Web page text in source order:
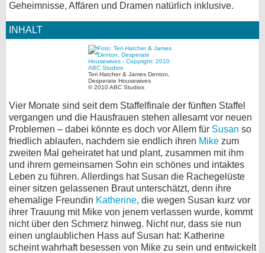
Geheimnisse, Affären und Dramen natürlich inklusive.
INHALT
Teri Hatcher & James Denton,
Desperate Housewives
© 2010 ABC Studios
Vier Monate sind seit dem Staffelfinale der fünften Staffel
vergangen und die Hausfrauen stehen allesamt vor neuen
Problemen – dabei könnte es doch vor Allem für Susan so
friedlich ablaufen, nachdem sie endlich ihren Mike zum
zweiten Mal geheiratet hat und plant, zusammen mit ihm
und ihrem gemeinsamen Sohn ein schönes und intaktes
Leben zu führen. Allerdings hat Susan die Rachegelüste
einer sitzen gelassenen Braut unterschätzt, denn ihre
ehemalige Freundin Katherine, die wegen Susan kurz vor
ihrer Trauung mit Mike von jenem verlassen wurde, kommt
nicht über den Schmerz hinweg. Nicht nur, dass sie nun
einen unglaublichen Hass auf Susan hat: Katherine
scheint wahrhaft besessen von Mike zu sein und entwickelt
bei X
Kontakt
Datenschutz
Cookie-Einstellungen
Impressum
Desktop-Ansicht
myFanbase